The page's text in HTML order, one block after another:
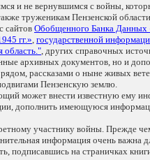
и не вернувшимся с войны,
труженикам Пензенской
сайтов Обобщенного Банка
гг.», государственной
область.", других справочных
архивных документов, но и
рассказами о ныне живых
Пензенскую землю.
может внести известную ему
дополнить имеющуюся
участнику войны. Прежде
информация очень важна
подписавшись на страничках